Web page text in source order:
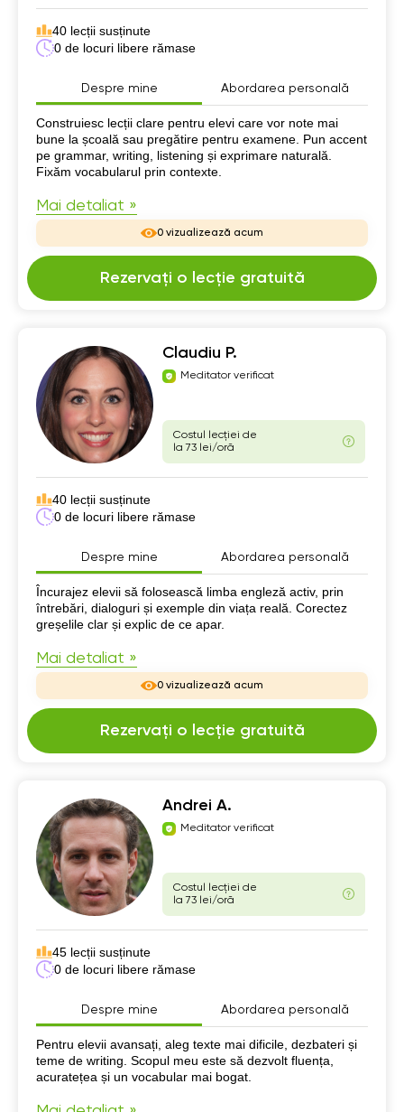
40 lecții susținute
0 de locuri libere rămase
Despre mine Abordarea personală
Despre mine
Construiesc lecții clare pentru elevi care vor note mai
bune la școală sau pregătire pentru examene. Pun accent
pe grammar, writing, listening și exprimare naturală.
Fixăm vocabularul prin contexte.
Mai detaliat »
0 vizualizează acum
Rezervați o lecție gratuită
Claudiu P.
Meditator verificat
Costul lecției de
la 73 lei/oră
40 lecții susținute
0 de locuri libere rămase
Despre mine Abordarea personală
Despre mine
Încurajez elevii să folosească limba engleză activ, prin
întrebări, dialoguri și exemple din viața reală. Corectez
greșelile clar și explic de ce apar.
Mai detaliat »
0 vizualizează acum
Rezervați o lecție gratuită
Andrei A.
Meditator verificat
Costul lecției de
la 73 lei/oră
45 lecții susținute
0 de locuri libere rămase
Despre mine Abordarea personală
Despre mine
Pentru elevii avansați, aleg texte mai dificile, dezbateri și
teme de writing. Scopul meu este să dezvolt fluența,
acuratețea și un vocabular mai bogat.